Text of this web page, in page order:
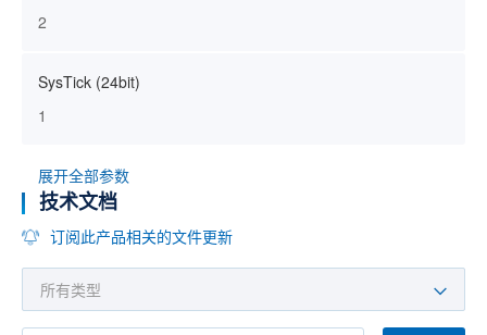
2
SysTick (24bit)
1
展开全部参数
技术文档
订阅此产品相关的文件更新